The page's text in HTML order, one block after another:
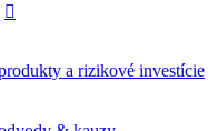
a rizikové investície